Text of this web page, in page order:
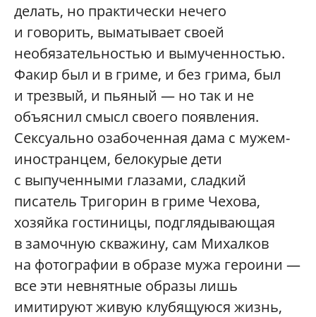
делать, но практически нечего
и говорить, выматывает своей
необязательностью и вымученностью.
Факир был и в гриме, и без грима, был
и трезвый, и пьяный — но так и не
объяснил смысл своего появления.
Сексуально озабоченная дама с мужем-
иностранцем, белокурые дети
с выпученными глазами, сладкий
писатель Тригорин в гриме Чехова,
хозяйка гостиницы, подглядывающая
в замочную скважину, сам Михалков
на фотографии в образе мужа героини —
все эти невнятные образы лишь
имитируют живую клубящуюся жизнь,